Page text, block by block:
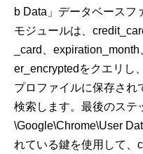
b Data」データベースフ
モジュールは、
_card、
er_encryptedをクエリし
プロファイルに保存され
検索します。最後のステ
\Google\Chrome\User
れている鍵を使用して、